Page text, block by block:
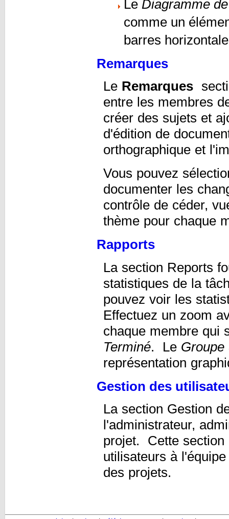
Le Diagramme
comme un
barres
Remarques
Le Remarques
entre les membres
créer des sujets et
d'édition de
orthographique et
Vous pouvez
documenter les
contrôle de céder,
thème pour chaque
Rapports
La section Reports
statistiques de la
pouvez voir les
Effectuez un zoom
chaque membre qui
Terminé. Le Groupe
représentation
Gestion des
La section Gestion
l'administrateur,
projet. Cette section
utilisateurs à
des projets.